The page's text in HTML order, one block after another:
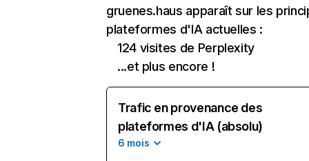
gruenes.haus apparaît sur les
plateformes d'IA actuelles :
124 visites de Perplexity
...et plus encore !
Trafic en provenance des
plateformes d'IA (absolu)
6 mois